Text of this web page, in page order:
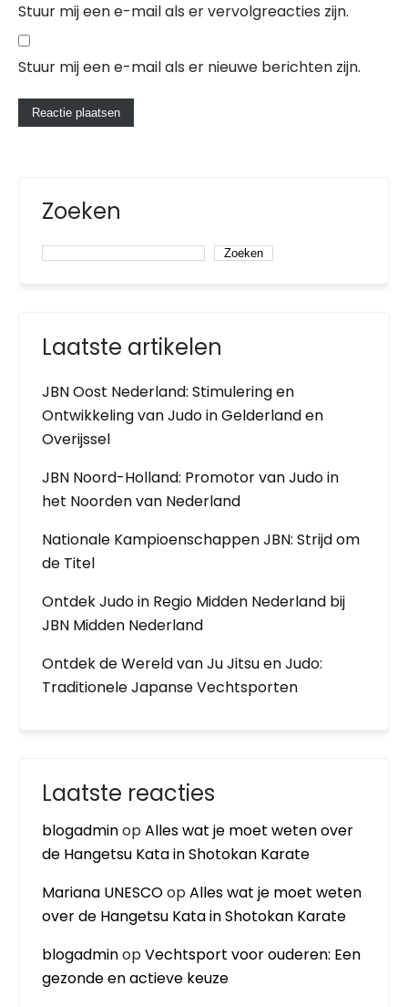
Stuur mij een e-mail als er vervolgreacties zijn.
Stuur mij een e-mail als er nieuwe berichten zijn.
Zoeken
Zoeken
Laatste artikelen
JBN Oost Nederland: Stimulering en
Ontwikkeling van Judo in Gelderland en
Overijssel
JBN Noord-Holland: Promotor van Judo in
het Noorden van Nederland
Nationale Kampioenschappen JBN: Strijd om
de Titel
Ontdek Judo in Regio Midden Nederland bij
JBN Midden Nederland
Ontdek de Wereld van Ju Jitsu en Judo:
Traditionele Japanse Vechtsporten
Laatste reacties
blogadminopAlles wat je moet weten over
de Hangetsu Kata in Shotokan Karate
Mariana UNESCOopAlles wat je moet weten
over de Hangetsu Kata in Shotokan Karate
blogadminopVechtsport voor ouderen: Een
gezonde en actieve keuze